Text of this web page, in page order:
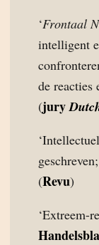
‘Frontaal
intelligent
de reacties
(jury
(Revu)
‘Extreem-